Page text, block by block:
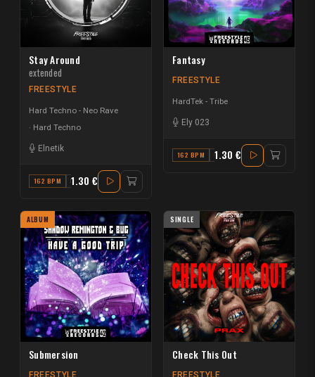
Stay Around
extended
FREESTYLE
Hard Techno - Neo Rave
Hard Techno
Elnetik
162 BPM F# MINOR
1.30 €
Fantasy
FREESTYLE
HardTek - Tribe
Ely 023
162 BPM G1.30 €
ALBUM
Submersion
SINGLE
Check This Out